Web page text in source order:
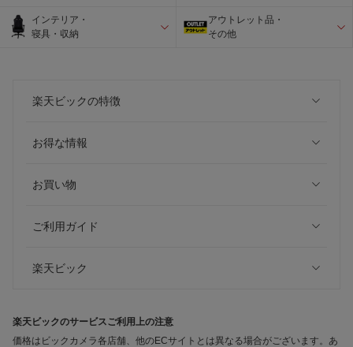
インテリア・
寝具・収納
アウトレット品・
その他
楽天ビックの特徴
お得な情報
お買い物
ご利用ガイド
楽天ビック
楽天ビックのサービスご利用上の注意
価格はビックカメラ各店舗、他のECサイトとは異なる場合がございます。あ